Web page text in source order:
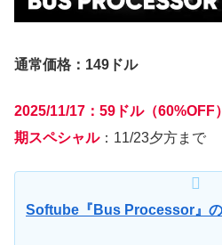
通常価格：149ドル
2025/11/17：59ドル（60%OFF
期スペシャル：11/23夕方まで
Softube『Bus Processor』